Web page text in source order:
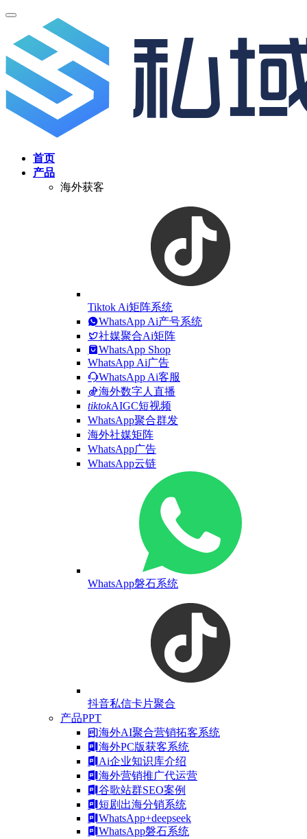
首页
产品
海外获客
Tiktok Ai矩阵系统
WhatsApp Ai产号系统
社媒聚合Ai矩阵
WhatsApp Shop
WhatsApp Ai广告
WhatsApp Ai客服
海外数字人直播
tiktokAIGC短视频
WhatsApp聚合群发
海外社媒矩阵
WhatsApp广告
WhatsApp云链
WhatsApp磐石系统
抖音私信卡片聚合
产品PPT
海外AI聚合营销拓客系统
海外PC版获客系统
Ai企业知识库介绍
海外营销推广代运营
谷歌站群SEO案例
短剧出海分销系统
WhatsApp+deepseek
WhatsApp磐石系统